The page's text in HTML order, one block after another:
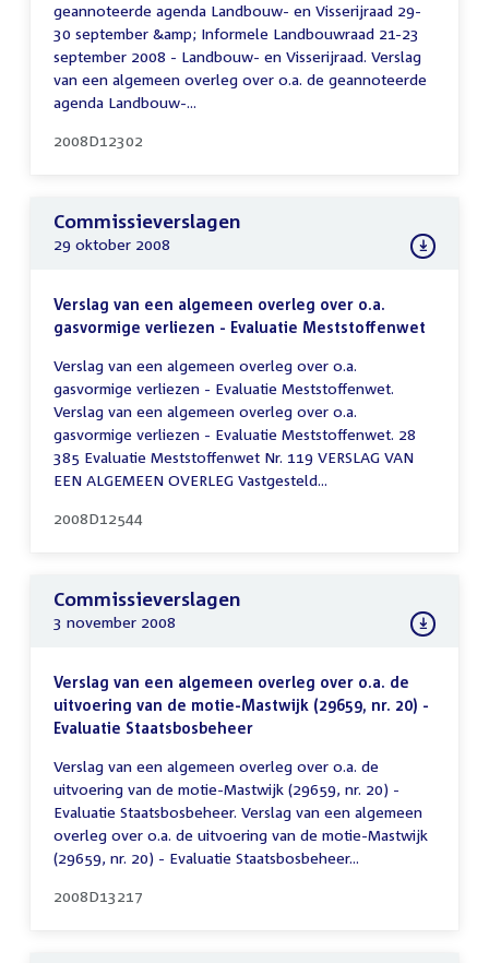
geannoteerde agenda Landbouw- en Visserijraad 29-
30 september &amp; Informele Landbouwraad 21-23
september 2008 - Landbouw- en Visserijraad. Verslag
van een algemeen overleg over o.a. de geannoteerde
agenda Landbouw-...
2008D12302
Commissieverslagen
29 oktober 2008
Verslag van een algemeen overleg over o.a.
gasvormige verliezen - Evaluatie Meststoffenwet
Verslag van een algemeen overleg over o.a.
gasvormige verliezen - Evaluatie Meststoffenwet.
Verslag van een algemeen overleg over o.a.
gasvormige verliezen - Evaluatie Meststoffenwet. 28
385 Evaluatie Meststoffenwet Nr. 119 VERSLAG VAN
EEN ALGEMEEN OVERLEG Vastgesteld...
2008D12544
Commissieverslagen
3 november 2008
Verslag van een algemeen overleg over o.a. de
uitvoering van de motie-Mastwijk (29659, nr. 20) -
Evaluatie Staatsbosbeheer
Verslag van een algemeen overleg over o.a. de
uitvoering van de motie-Mastwijk (29659, nr. 20) -
Evaluatie Staatsbosbeheer. Verslag van een algemeen
overleg over o.a. de uitvoering van de motie-Mastwijk
(29659, nr. 20) - Evaluatie Staatsbosbeheer...
2008D13217